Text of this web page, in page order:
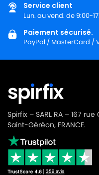
Service client
Lun. au vend. de 9:00-
Paiement sécurisé.
PayPal / MasterCard /
Spirfix – SARL RA – 167
Saint-Géréon, FRANCE.